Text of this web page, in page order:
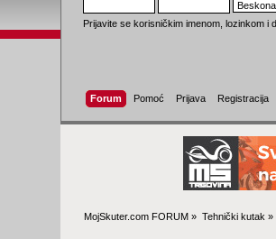
Prijavite se korisničkim imenom, lozinkom i
Forum Pomoć Prijava Registracija
MojSkuter.com FORUM » Tehnički kutak »